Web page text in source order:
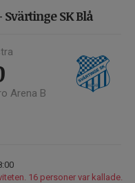
Svärtinge SK Blå
Arena B
16 personer var kallade.